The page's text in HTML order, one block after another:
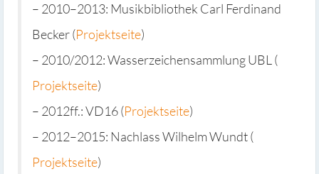
– 2010–2013: Musikbibliothek Carl Ferdinand
Becker (Projektseite)
– 2010/2012: Wasserzeichensammlung UBL (
Projektseite)
– 2012ff.: VD16 (Projektseite)
– 2012–2015: Nachlass Wilhelm Wundt (
Projektseite)